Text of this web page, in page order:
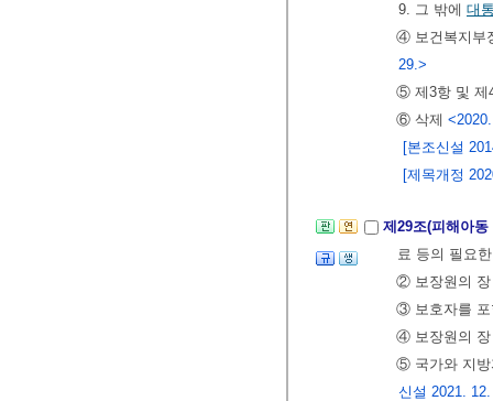
9. 그 밖에 대
④ 보건복지부
29.>
⑤ 제3항 및 제
⑥ 삭제
[본조신설
[제목개정
제29조(피해아
료 등의 필요
② 보장원의 장
③ 보호자를 포
④ 보장원의 장
⑤ 국가와 지
신설 2021.